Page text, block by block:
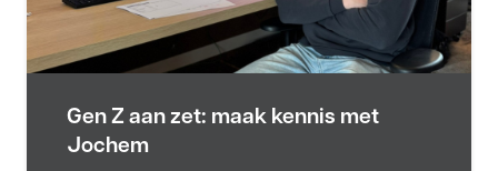
Gen Z aan zet: maak kennis met
Jochem